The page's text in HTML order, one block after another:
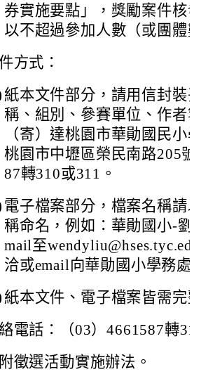
券實施要點」，獎勵案件核
以不超過參加人數（或團體
方式：
紙本文件部分，請用信封裝
稱、組別、參賽單位、作者
（寄）達桃園市華勛國民小
桃園市中壢區榮民南路205
87轉310或311。
電子檔案部分，檔案名稱請
稱命名，例如：華勛國小-劉
mail至
洽或email向華勛國小學務處
紙本文件、電子檔案皆需完
電話：（03）4661587轉
徵選活動實施辦法。